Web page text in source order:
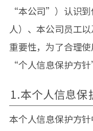
“本公司”）认识
人）、本公司员工
重要性，为了合理
“个人信息保护方针
1.本个人信息保
本个人信息保护方